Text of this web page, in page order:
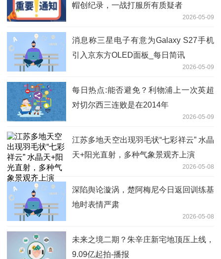
帽创纪录，一战打服所有质疑者
2026-05-09
消息称三星电子有意为Galaxy S27手机
引入京东方OLED面板_每日简讯
2026-05-09
每日热点:能否避免？利物浦上一次英超
对切尔西三连败是在2014年
2026-05-09
江苏多地天空出现羽毛状“七彩祥云” 水晶
天+阳光直射，多种气象景观齐上演
2026-05-08
深陷舆论漩涡，楚阿梅尼今日返回训练基
地时表情严肃
2026-05-08
未来之境二期？朱辛庄新宅地顶压上线，
9.09亿起拍-播报